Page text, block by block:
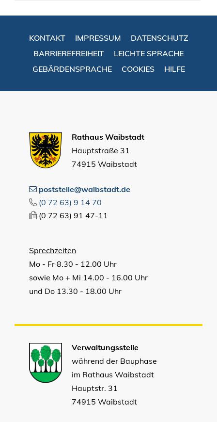
KONTAKT IMPRESSUM
DATENSCHUTZ
BARRIEREFREIHEIT
LEICHTE SPRACHE
GEBÄRDENSPRACHE
COOKIES HILFE
Rathaus Waibstadt
Hauptstraße 31
74915 Waibstadt
poststelle@waibstadt.de
(0 72 63) 9 14 70
(0 72 63) 91 47-11
Sprechzeiten
Mo - Fr 8.30 - 12.00 Uhr
sowie Mo + Mi 14.00 - 16.00 Uhr
und Do 13.30 - 18.00 Uhr
Verwaltungsstelle
während der Bauphase
im Rathaus Waibstadt
Hauptstr. 31
74915 Waibstadt